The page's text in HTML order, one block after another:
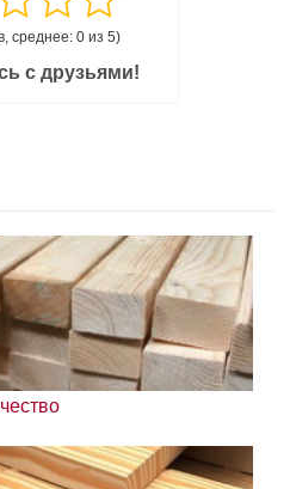
среднее: 0 из 5)
с друзьями!